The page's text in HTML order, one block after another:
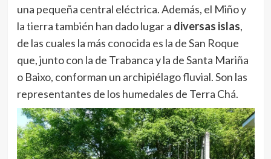
una pequeña central eléctrica. Además, el Miño y
la tierra también han dado lugar a diversas islas,
de las cuales la más conocida es la de San Roque
que, junto con la de Trabanca y la de Santa Mariña
o Baixo, conforman un archipiélago fluvial. Son las
representantes de los humedales de Terra Chá.